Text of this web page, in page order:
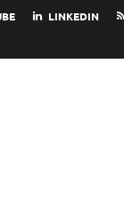
LINKEDIN